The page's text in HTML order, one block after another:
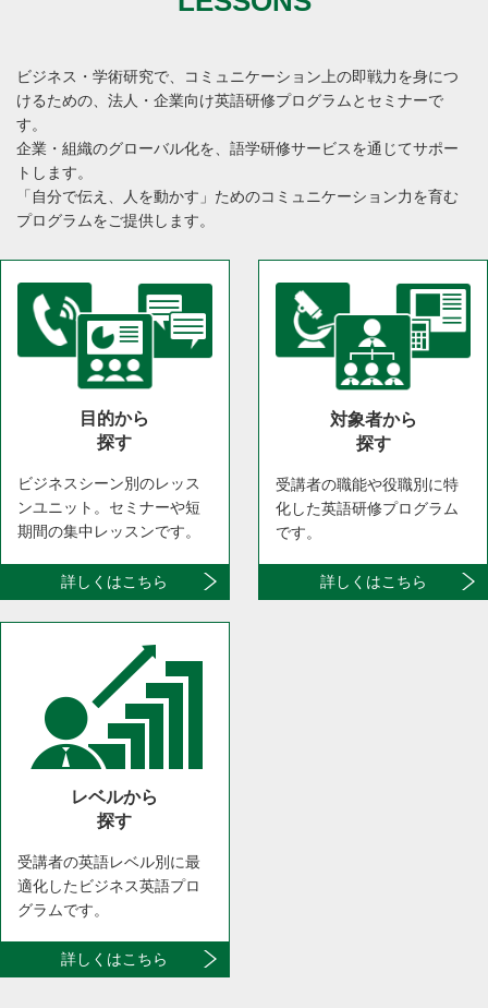
ビジネス・学術研究で、コミュニケーション上の即戦力を身につ
けるための、法人・企業向け英語研修プログラムとセミナーで
す。
企業・組織のグローバル化を、語学研修サービスを通じてサポー
トします。
「自分で伝え、人を動かす」ためのコミュニケーション力を育む
プログラムをご提供します。
目的から
探す
ビジネスシーン別のレッス
ンユニット。セミナーや短
期間の集中レッスンです。
詳しくはこちら
対象者から
探す
受講者の職能や役職別に特
化した英語研修プログラム
です。
詳しくはこちら
レベルから
探す
受講者の英語レベル別に最
適化したビジネス英語プロ
グラムです。
詳しくはこちら